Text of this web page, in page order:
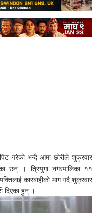
गरेको भन्दै आमा छोरीले शुक्रवार
छन् । त्रियुगा नगरपालिका ११
कारबाहीको माग गदै शुक्रवार
दिएका हुन् ।